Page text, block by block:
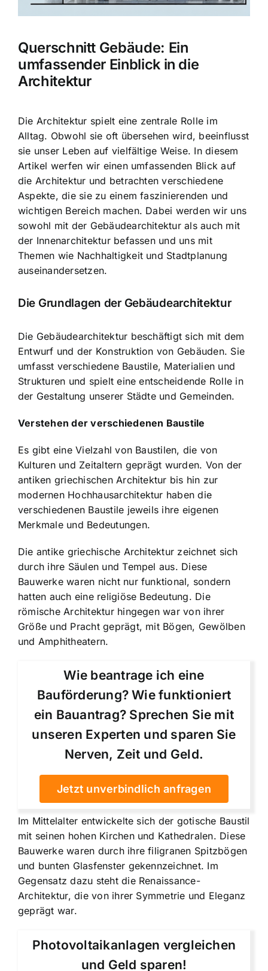
Querschnitt Gebäude: Ein
umfassender Einblick in die
Architektur
Die Architektur spielt eine zentrale Rolle im
Alltag. Obwohl sie oft übersehen wird, beeinflusst
sie unser Leben auf vielfältige Weise. In diesem
Artikel werfen wir einen umfassenden Blick auf
die Architektur und betrachten verschiedene
Aspekte, die sie zu einem faszinierenden und
wichtigen Bereich machen. Dabei werden wir uns
sowohl mit der Gebäudearchitektur als auch mit
der Innenarchitektur befassen und uns mit
Themen wie Nachhaltigkeit und Stadtplanung
auseinandersetzen.
Die Grundlagen der Gebäudearchitektur
Die Gebäudearchitektur beschäftigt sich mit dem
Entwurf und der Konstruktion von Gebäuden. Sie
umfasst verschiedene Baustile, Materialien und
Strukturen und spielt eine entscheidende Rolle in
der Gestaltung unserer Städte und Gemeinden.
Verstehen der verschiedenen Baustile
Es gibt eine Vielzahl von Baustilen, die von
Kulturen und Zeitaltern geprägt wurden. Von der
antiken griechischen Architektur bis hin zur
modernen Hochhausarchitektur haben die
verschiedenen Baustile jeweils ihre eigenen
Merkmale und Bedeutungen.
Die antike griechische Architektur zeichnet sich
durch ihre Säulen und Tempel aus. Diese
Bauwerke waren nicht nur funktional, sondern
hatten auch eine religiöse Bedeutung. Die
römische Architektur hingegen war von ihrer
Größe und Pracht geprägt, mit Bögen, Gewölben
und Amphitheatern.
Wie beantrage ich eine
Bauförderung? Wie funktioniert
ein Bauantrag? Sprechen Sie mit
unseren Experten und sparen Sie
Nerven, Zeit und Geld.
Jetzt unverbindlich anfragen
Im Mittelalter entwickelte sich der gotische Baustil
mit seinen hohen Kirchen und Kathedralen. Diese
Bauwerke waren durch ihre filigranen Spitzbögen
und bunten Glasfenster gekennzeichnet. Im
Gegensatz dazu steht die Renaissance-
Architektur, die von ihrer Symmetrie und Eleganz
geprägt war.
Photovoltaikanlagen vergleichen
und Geld sparen!